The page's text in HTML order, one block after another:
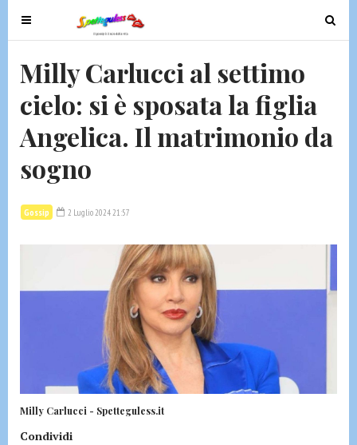
T
o
g
e
n
v
g
t
o
T
o
n
t
o
Milly Carlucci al settimo
cielo: si è sposata la figlia
Angelica. Il matrimonio da
sogno
Gossip 2 Luglio 2024 21:57
Milly Carlucci - Spetteguless.it
Condividi